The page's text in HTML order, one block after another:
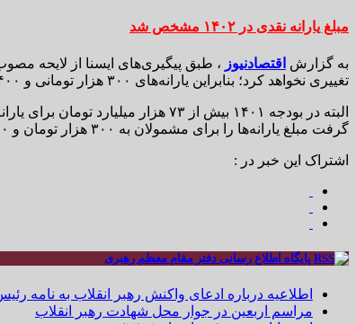
مبلغ یارانه نقدی در ۱۴۰۲ مشخص شد
به گزارش اقتصادنیوز ، طبق پیگیری‌های ایسنا از لایحه
تغییری نخواهد کرد؛ بنابراین یارانه‌های ۳۰۰ هزار تومانی و ۴۰۰ هزار تومانی که از ماه‌های ابتدایی امسال کلید خورد، در صورت تصویب مجلس شورای اسلامی سال آینده هم ادامه پیدا خواهد کرد.
گرفت مبلغ یارانه‌ها را برای مشمولان به ۳۰۰ هزار تومان و ۴۰۰ هزار تومان افزایش دهد.
اشتراک این خبر در :
پایگاه اطلاع رسانی دفتر مقام معظم رهبری
اطلاعیه درباره ادعای واکنش رهبر انقلاب به نامه
مراسم اربعین در جوار محل شهادت رهبر انقلاب